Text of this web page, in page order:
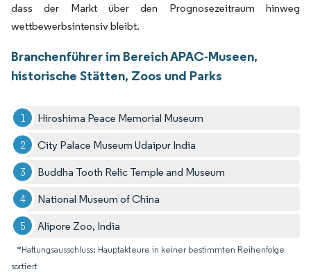
dass der Markt über den Prognosezeitraum hinweg
wettbewerbsintensiv bleibt.
Branchenführer im Bereich APAC-Museen,
historische Stätten, Zoos und Parks
Hiroshima Peace Memorial Museum
City Palace Museum Udaipur India
Buddha Tooth Relic Temple and Museum
National Museum of China
Alipore Zoo, India
*Haftungsausschluss: Hauptakteure in keiner bestimmten Reihenfolge
sortiert